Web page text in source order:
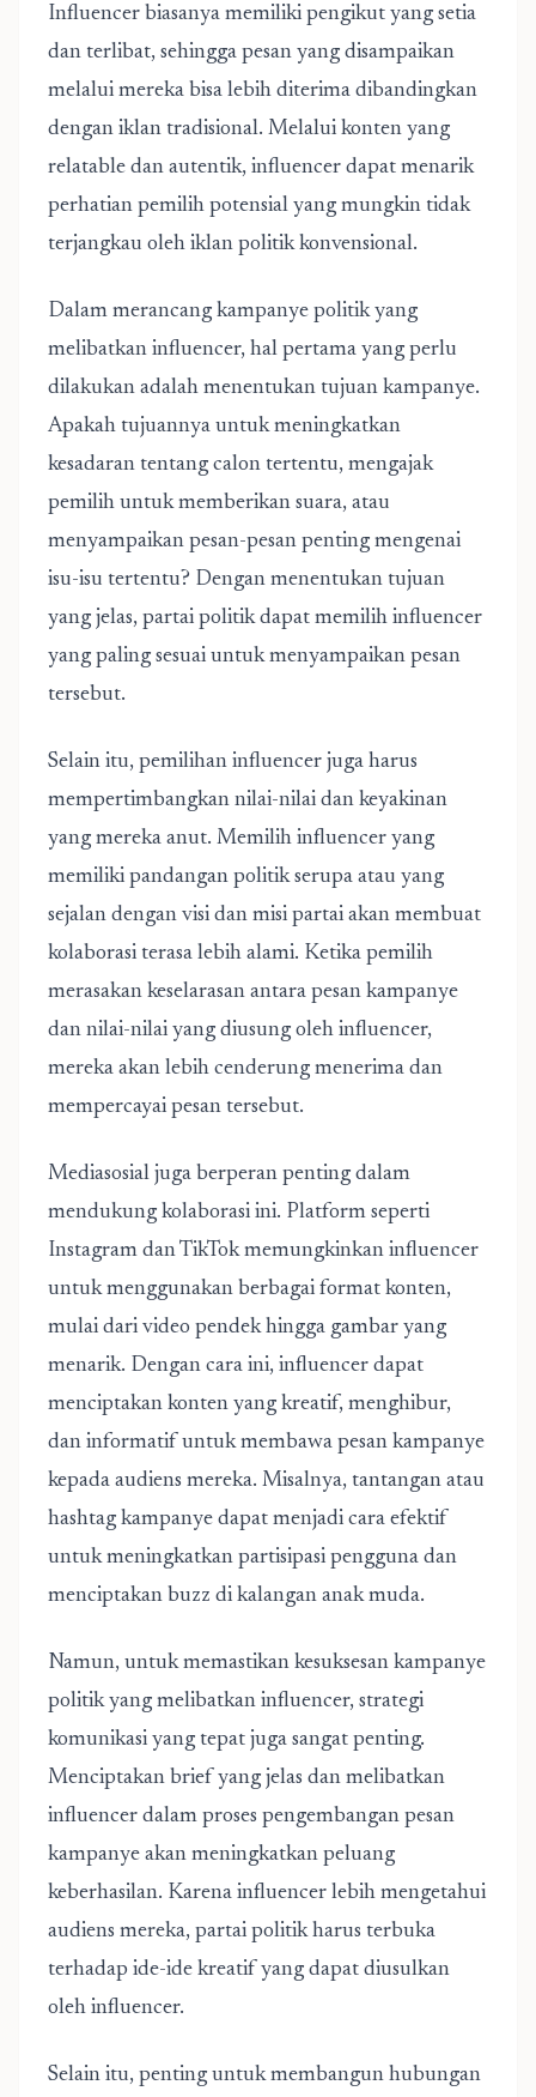
Influencer biasanya memiliki pengikut yang setia
dan terlibat, sehingga pesan yang disampaikan
melalui mereka bisa lebih diterima dibandingkan
dengan iklan tradisional. Melalui konten yang
relatable dan autentik, influencer dapat menarik
perhatian pemilih potensial yang mungkin tidak
terjangkau oleh iklan politik konvensional.
Dalam merancang kampanye politik yang
melibatkan influencer, hal pertama yang perlu
dilakukan adalah menentukan tujuan kampanye.
Apakah tujuannya untuk meningkatkan
kesadaran tentang calon tertentu, mengajak
pemilih untuk memberikan suara, atau
menyampaikan pesan-pesan penting mengenai
isu-isu tertentu? Dengan menentukan tujuan
yang jelas, partai politik dapat memilih influencer
yang paling sesuai untuk menyampaikan pesan
tersebut.
Selain itu, pemilihan influencer juga harus
mempertimbangkan nilai-nilai dan keyakinan
yang mereka anut. Memilih influencer yang
memiliki pandangan politik serupa atau yang
sejalan dengan visi dan misi partai akan membuat
kolaborasi terasa lebih alami. Ketika pemilih
merasakan keselarasan antara pesan kampanye
dan nilai-nilai yang diusung oleh influencer,
mereka akan lebih cenderung menerima dan
mempercayai pesan tersebut.
Mediasosial juga berperan penting dalam
mendukung kolaborasi ini. Platform seperti
Instagram dan TikTok memungkinkan influencer
untuk menggunakan berbagai format konten,
mulai dari video pendek hingga gambar yang
menarik. Dengan cara ini, influencer dapat
menciptakan konten yang kreatif, menghibur,
dan informatif untuk membawa pesan kampanye
kepada audiens mereka. Misalnya, tantangan atau
hashtag kampanye dapat menjadi cara efektif
untuk meningkatkan partisipasi pengguna dan
menciptakan buzz di kalangan anak muda.
Namun, untuk memastikan kesuksesan kampanye
politik yang melibatkan influencer, strategi
komunikasi yang tepat juga sangat penting.
Menciptakan brief yang jelas dan melibatkan
influencer dalam proses pengembangan pesan
kampanye akan meningkatkan peluang
keberhasilan. Karena influencer lebih mengetahui
audiens mereka, partai politik harus terbuka
terhadap ide-ide kreatif yang dapat diusulkan
oleh influencer.
Selain itu, penting untuk membangun hubungan